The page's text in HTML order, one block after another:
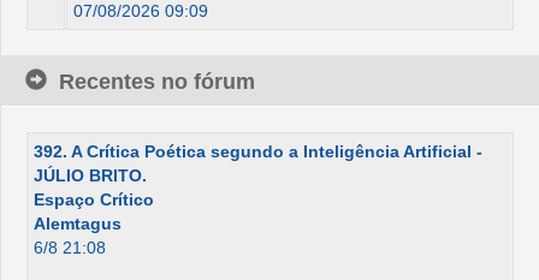
07/08/2026 09:09
Recentes no fórum
392. A Crítica Poética segundo a Inteligência Artificial -
JÚLIO BRITO.
Espaço Crítico
Alemtagus
6/8 21:08